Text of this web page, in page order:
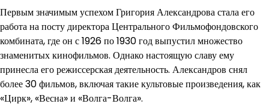
Первым значимым успехом Григория Александрова стала его
работа на посту директора Центрального Фильмофондовского
комбината, где он с 1926 по 1930 год выпустил множество
знаменитых кинофильмов. Однако настоящую славу ему
принесла его режиссерская деятельность. Александров снял
более 30 фильмов, включая такие культовые произведения, как
«Цирк», «Весна» и «Волга-Волга».